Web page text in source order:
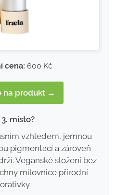
cena: 600 Kč
na produkt →
místo?
vzhledem, jemnou
pigmentací a zároveň
Veganské složení bez
milovnice přírodní